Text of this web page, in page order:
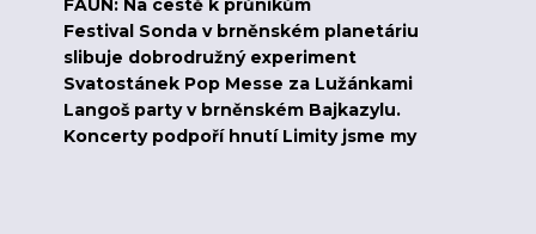
FAUN: Na cestě k průnikům
Festival Sonda v brněnském planetáriu
slibuje dobrodružný experiment
Svatostánek Pop Messe za Lužánkami
Langoš party v brněnském Bajkazylu.
Koncerty podpoří hnutí Limity jsme my